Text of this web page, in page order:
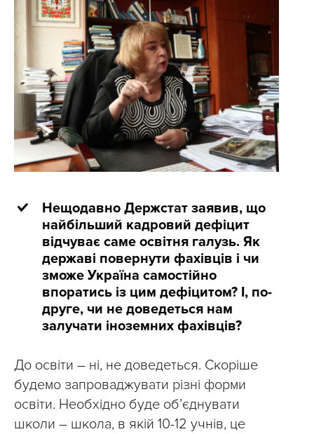
Нещодавно Держстат заявив, що
найбільший кадровий дефіцит
відчуває саме освітня галузь. Як
державі повернути фахівців і чи
зможе Україна самостійно
впоратись із цим дефіцитом? І, по-
друге, чи не доведеться нам
залучати іноземних фахівців?
До освіти – ні, не доведеться. Скоріше
будемо запроваджувати різні форми
освіти. Необхідно буде об’єднувати
школи – школа, в якій 10-12 учнів, це